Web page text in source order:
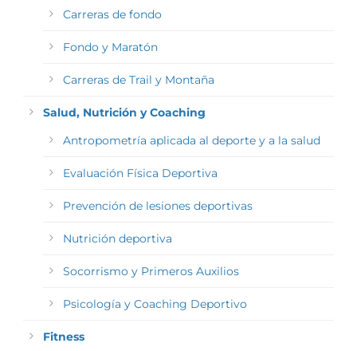
Carreras de fondo
Fondo y Maratón
Carreras de Trail y Montaña
Salud, Nutrición y Coaching
Antropometría aplicada al deporte y a la salud
Evaluación Física Deportiva
Prevención de lesiones deportivas
Nutrición deportiva
Socorrismo y Primeros Auxilios
Psicología y Coaching Deportivo
Fitness